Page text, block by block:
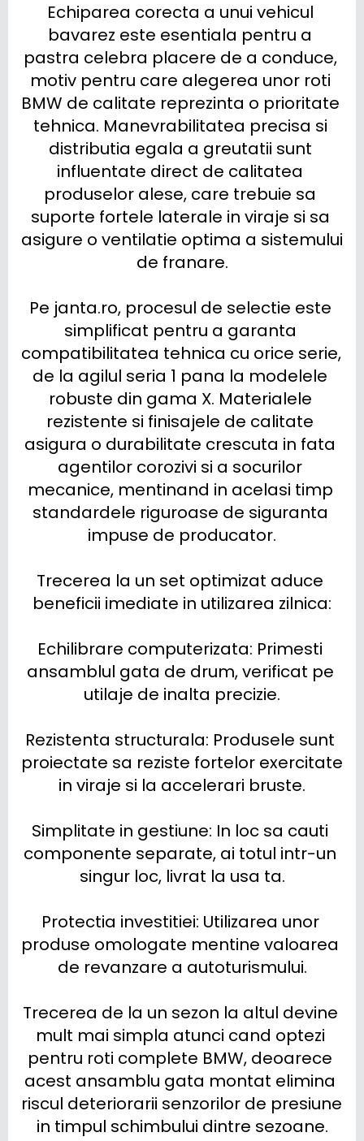
Echiparea corecta a unui vehicul
bavarez este esentiala pentru a
pastra celebra placere de a conduce,
motiv pentru care alegerea unor roti
BMW de calitate reprezinta o prioritate
tehnica. Manevrabilitatea precisa si
distributia egala a greutatii sunt
influentate direct de calitatea
produselor alese, care trebuie sa
suporte fortele laterale in viraje si sa
asigure o ventilatie optima a sistemului
de franare.
Pe janta.ro, procesul de selectie este
simplificat pentru a garanta
compatibilitatea tehnica cu orice serie,
de la agilul seria 1 pana la modelele
robuste din gama X. Materialele
rezistente si finisajele de calitate
asigura o durabilitate crescuta in fata
agentilor corozivi si a socurilor
mecanice, mentinand in acelasi timp
standardele riguroase de siguranta
impuse de producator.
Trecerea la un set optimizat aduce
beneficii imediate in utilizarea zilnica:
Echilibrare computerizata: Primesti
ansamblul gata de drum, verificat pe
utilaje de inalta precizie.
Rezistenta structurala: Produsele sunt
proiectate sa reziste fortelor exercitate
in viraje si la accelerari bruste.
Simplitate in gestiune: In loc sa cauti
componente separate, ai totul intr-un
singur loc, livrat la usa ta.
Protectia investitiei: Utilizarea unor
produse omologate mentine valoarea
de revanzare a autoturismului.
Trecerea de la un sezon la altul devine
mult mai simpla atunci cand optezi
pentru roti complete BMW, deoarece
acest ansamblu gata montat elimina
riscul deteriorarii senzorilor de presiune
in timpul schimbului dintre sezoane.